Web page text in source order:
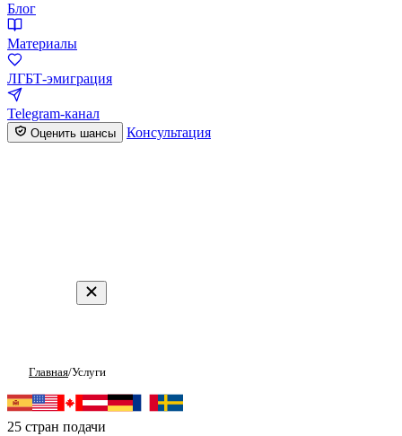
Блог
Материалы
ЛГБТ-эмиграция
Telegram-канал
Оценить шансы Консультация
Главная/Услуги
Услуги по политическому
25 стран подачи